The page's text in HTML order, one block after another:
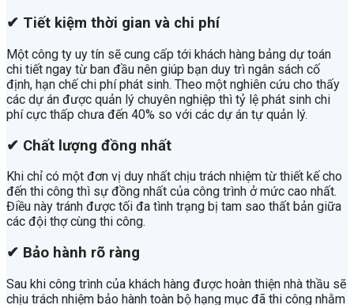
✔ Tiết kiệm thời gian và chi phí
Một công ty uy tín sẽ cung cấp tới khách hàng bảng dự toán
chi tiết ngay từ ban đầu nên giúp bạn duy trì ngân sách cố
định, hạn chế chi phí phát sinh. Theo một nghiên cứu cho thấy
các dự án được quản lý chuyên nghiệp thì tỷ lệ phát sinh chi
phí cực thấp chưa đến 40% so với các dự án tự quản lý.
✔ Chất lượng đồng nhất
Khi chỉ có một đơn vị duy nhất chịu trách nhiệm từ thiết kế cho
đến thi công thì sự đồng nhất của công trình ở mức cao nhất.
Điều này tránh được tối đa tình trạng bị tam sao thất bản giữa
các đội thợ cùng thi công.
✔ Bảo hành rõ ràng
Sau khi công trình của khách hàng được hoàn thiện nhà thầu sẽ
chịu trách nhiệm bảo hành toàn bộ hạng mục đã thi công nhằm